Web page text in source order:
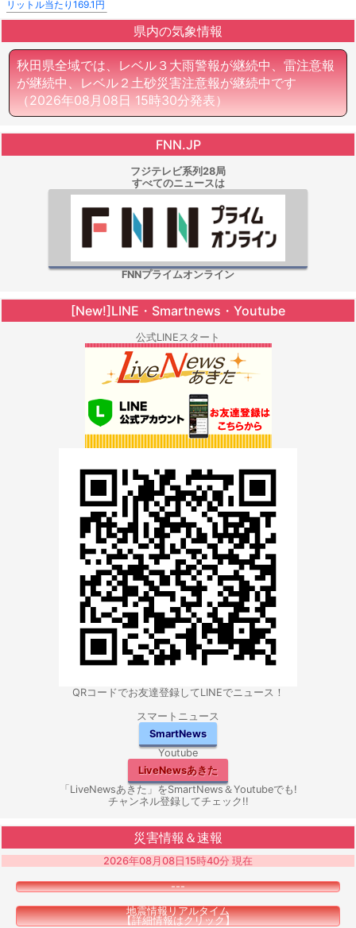
リットル当たり169.1円
県内の気象情報
秋田県全域では、レベル３大雨警報が継続中、雷注意報
が継続中、レベル２土砂災害注意報が継続中です
（2026年08月08日 15時30分発表）
FNN.JP
フジテレビ系列28局
すべてのニュースは
FNNプライムオンライン
[New!]LINE・Smartnews・Youtube
公式LINEスタート
QRコードでお友達登録してLINEでニュース！
スマートニュース
SmartNews
Youtube
LiveNewsあきた
「LiveNewsあきた」をSmartNews＆Youtubeでも!
チャンネル登録してチェック!!
災害情報＆速報
2026年08月08日15時40分 現在
---
地震情報リアルタイム
【詳細情報はクリック】